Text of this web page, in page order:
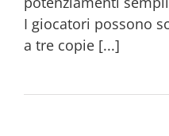
I giocatori possono
a tre copie [...]